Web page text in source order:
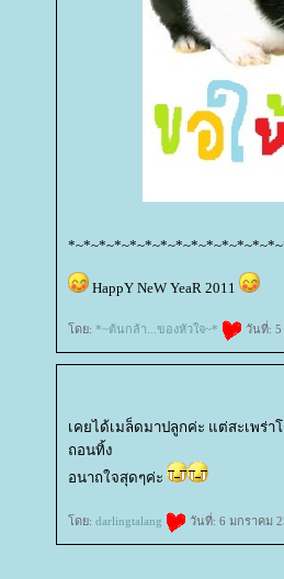
HappY NeW YeaR 2011
ดย: *~ต้นกล้า...ของหัวใจ~* วันที่: 5
เคยได้เมล็ดมาปลูกค่ะ แต่สะเพร่
ถอนทิ้ง
อนาถใจสุดๆค่ะ
ดย: darlingtalang วันที่: 6 มกราคม